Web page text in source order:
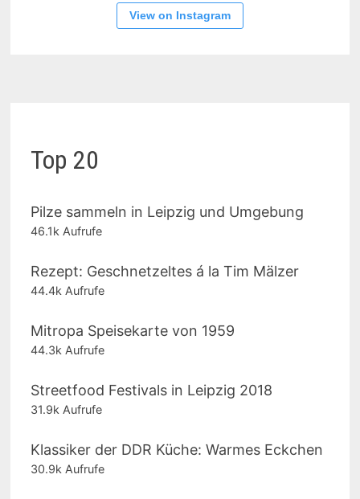
View on Instagram
Top 20
Pilze sammeln in Leipzig und Umgebung
46.1k Aufrufe
Rezept: Geschnetzeltes á la Tim Mälzer
44.4k Aufrufe
Mitropa Speisekarte von 1959
44.3k Aufrufe
Streetfood Festivals in Leipzig 2018
31.9k Aufrufe
Klassiker der DDR Küche: Warmes Eckchen
30.9k Aufrufe